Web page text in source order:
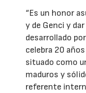
“Es un honor
y de Genci y
desarrollado
celebra 20
situado como
maduros y
referente